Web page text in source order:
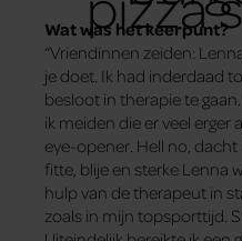
Wat was het keerpunt?
“Vriendinnen zeiden:
je doet. Ik had inderdaad
besloot in therapie te
ik meiden die er veel erger
eye-opener. Hell no, dacht
fitte, blije en sterke Lenna
hulp van de therapeut in
zoals in mijn topsporttijd.